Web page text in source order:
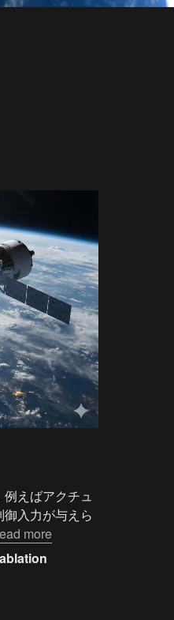
えばアクチュ
入力が与えら
more